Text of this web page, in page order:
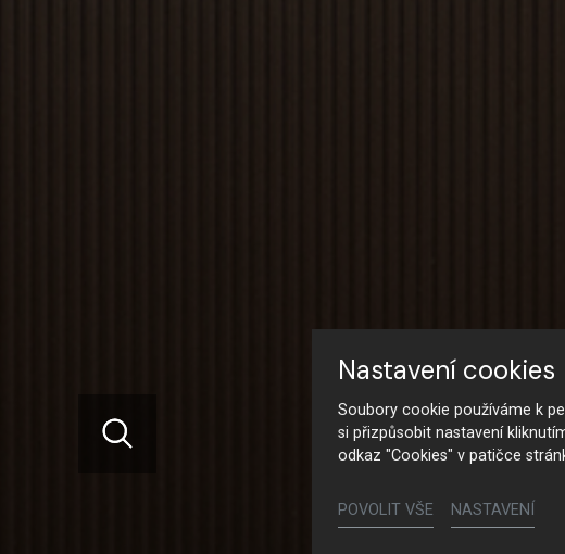
Nastavení cookies
Soubory cookie používáme k
si přizpůsobit nastavení
odkaz "Cookies" v patičce
POVOLIT VŠE NASTAVENÍ